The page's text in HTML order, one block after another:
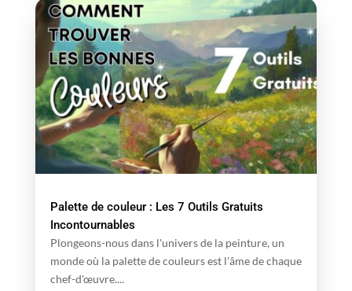
Palette de couleur : Les 7 Outils Gratuits
Incontournables
Plongeons-nous dans l'univers de la peinture, un
monde où la palette de couleurs est l'âme de chaque
chef-d'œuvre....